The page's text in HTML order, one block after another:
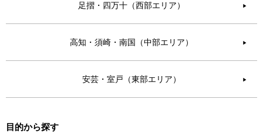
足摺・四万十（西部エリア） ▶︎
高知・須崎・南国（中部エリア） ▶︎
安芸・室戸（東部エリア） ▶︎
目的から探す